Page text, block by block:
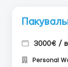
3000€ /
Personal